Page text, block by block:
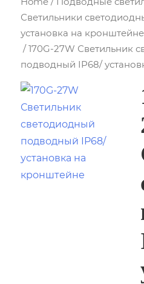
Светильники
установка на кронштейне
/ 170G-27W Светильник
подводный IP68/